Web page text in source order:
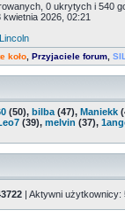
0 ukrytych i 540
kwietnia 2026, 02:21
Lincoln
koło Przyjaciele forum
(50), bilba (47), Maniekk
(39), melvin (37),
| Aktywni użytkownicy: